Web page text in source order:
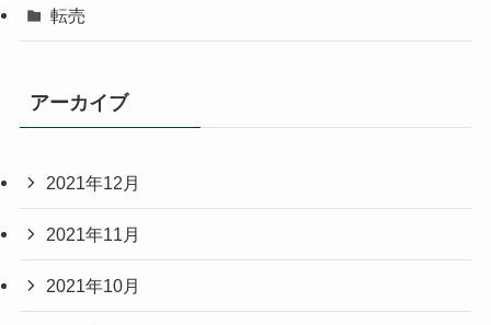
転売
アーカイブ
2021年12月
2021年11月
2021年10月